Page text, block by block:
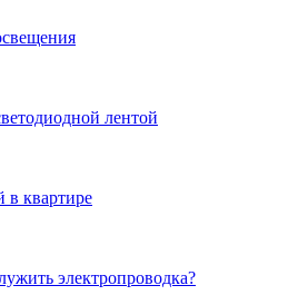
лентой
в квартире
электропроводка?